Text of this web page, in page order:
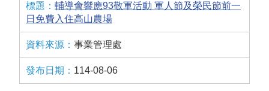
輔導會響應93敬軍活動 軍人節及榮民節前一
日免費入住高山農場
事業管理處
114-08-06